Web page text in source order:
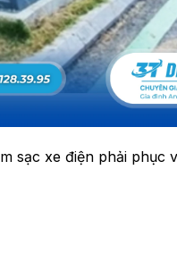
sạc xe điện phải